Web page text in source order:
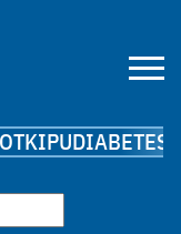
KIPUDIABETES